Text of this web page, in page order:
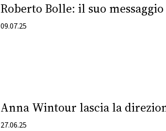
Roberto Bolle: il suo
09.07.25
Anna Wintour lascia la
27.06.25